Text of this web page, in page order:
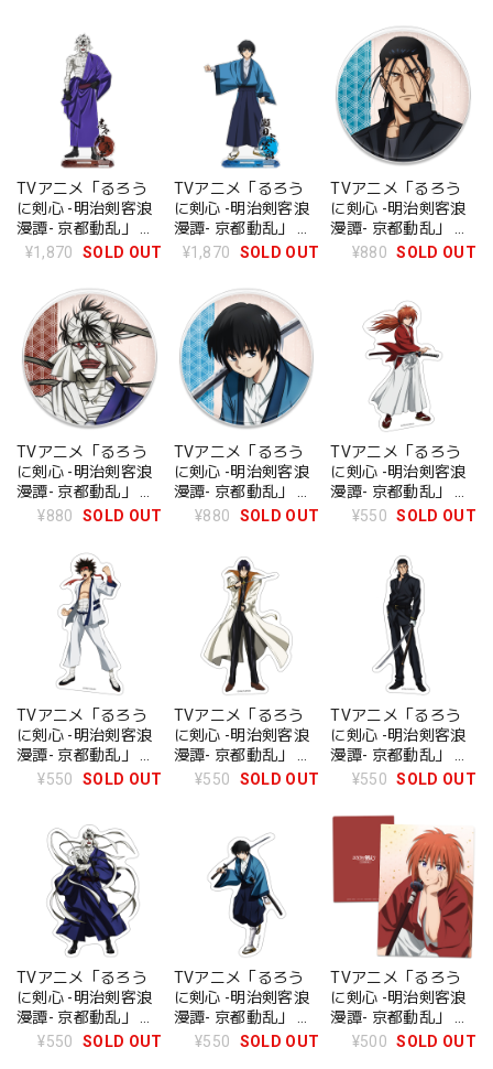
TVアニメ「るろう
に剣心 -明治剣客浪
漫譚- 京都動乱」 ア
クリルキャラスタン
¥1,870 SOLD OUT
TVアニメ「るろう
に剣心 -明治剣客浪
漫譚- 京都動乱」 ア
クリルキャラスタン
¥1,870 SOLD OUT
TVアニメ「るろう
に剣心 -明治剣客浪
漫譚- 京都動乱」 ア
クリルコースター 斎
¥880 SOLD OUT
TVアニメ「るろう
に剣心 -明治剣客浪
漫譚- 京都動乱」 ア
クリルコースター
¥880 SOLD OUT
TVアニメ「るろう
に剣心 -明治剣客浪
漫譚- 京都動乱」 ア
クリルコースター 瀬
¥880 SOLD OUT
TVアニメ「るろう
に剣心 -明治剣客浪
漫譚- 京都動乱」 ダ
イカットステッカー
¥550 SOLD OUT
TVアニメ「るろう
に剣心 -明治剣客浪
漫譚- 京都動乱」 ダ
イカットステッカー
¥550 SOLD OUT
TVアニメ「るろう
に剣心 -明治剣客浪
漫譚- 京都動乱」 ダ
イカットステッカー
¥550 SOLD OUT
TVアニメ「るろう
に剣心 -明治剣客浪
漫譚- 京都動乱」 ダ
イカットステッカー
¥550 SOLD OUT
TVアニメ「るろう
に剣心 -明治剣客浪
漫譚- 京都動乱」 ダ
イカットステッカー
¥550 SOLD OUT
TVアニメ「るろう
に剣心 -明治剣客浪
漫譚- 京都動乱」 ダ
イカットステッカー
¥550 SOLD OUT
TVアニメ「るろう
に剣心 -明治剣客浪
漫譚- 京都動乱」 ク
リアファイル 緋村剣
¥500 SOLD OUT